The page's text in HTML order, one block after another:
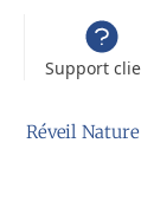
Support
Réveil Nature